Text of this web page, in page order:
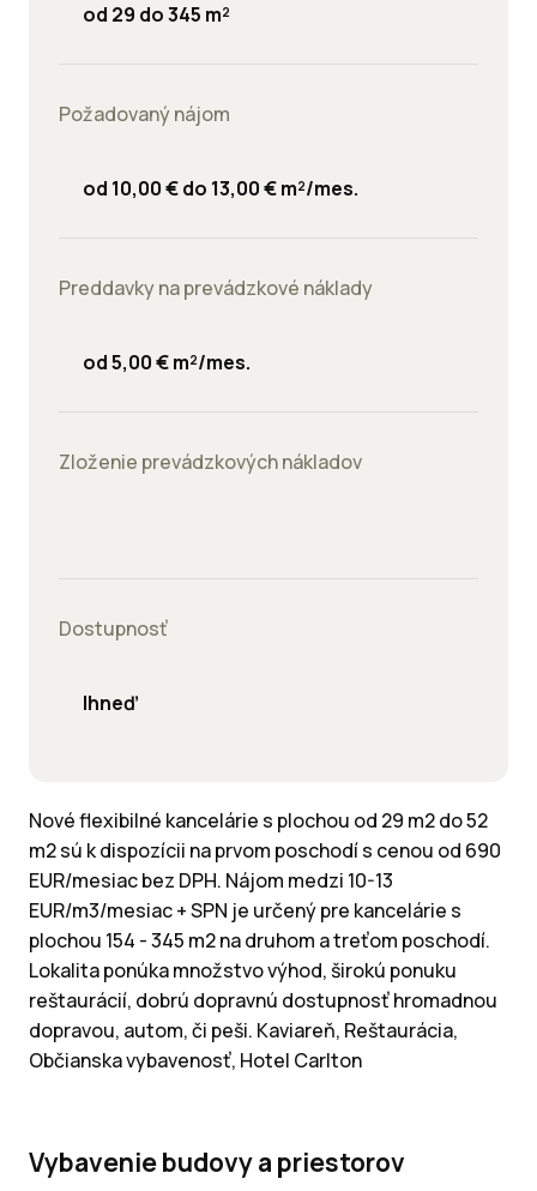
od 29 do 345 m²
Požadovaný nájom
od 10,00 € do 13,00 € m²/mes.
Preddavky na prevádzkové náklady
od 5,00 € m²/mes.
Zloženie prevádzkových nákladov
Dostupnosť
Ihneď
Nové flexibilné kancelárie s plochou od 29 m2 do 52
m2 sú k dispozícii na prvom poschodí s cenou od 690
EUR/mesiac bez DPH. Nájom medzi 10-13
EUR/m3/mesiac + SPN je určený pre kancelárie s
plochou 154 - 345 m2 na druhom a treťom poschodí.
Lokalita ponúka množstvo výhod, širokú ponuku
reštaurácií, dobrú dopravnú dostupnosť hromadnou
dopravou, autom, či peši. Kaviareň, Reštaurácia,
Občianska vybavenosť, Hotel Carlton
Vybavenie budovy a priestorov